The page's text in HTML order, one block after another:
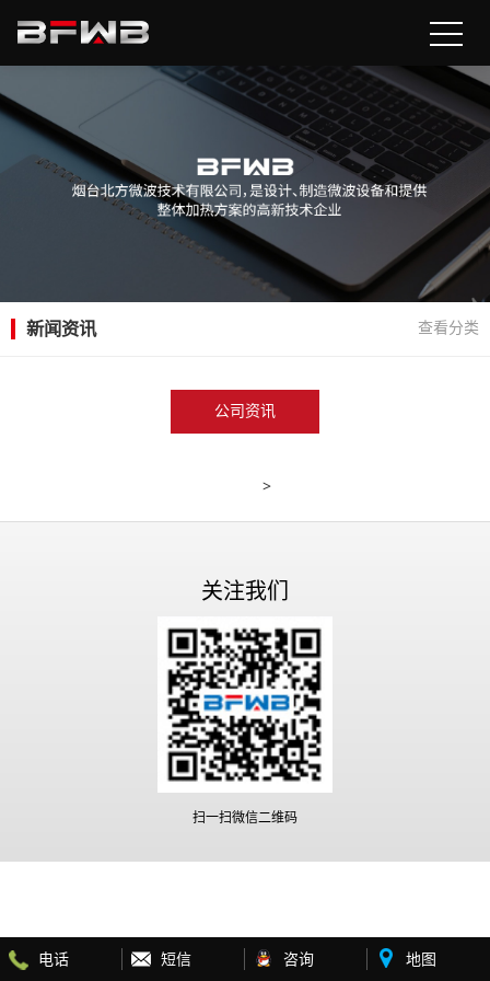
新闻资讯 查看分类
公司资讯
>
关注我们
扫一扫微信二维码
电话 短信 咨询 地图